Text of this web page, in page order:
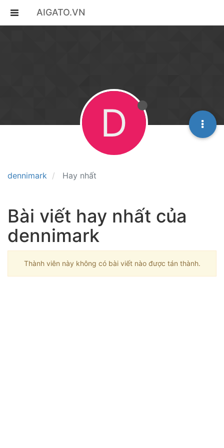
AIGATO.VN
dennimark Hay nhất
D
Bài viết hay nhất của
dennimark
Thành viên này không có bài viết nào được tán thành.